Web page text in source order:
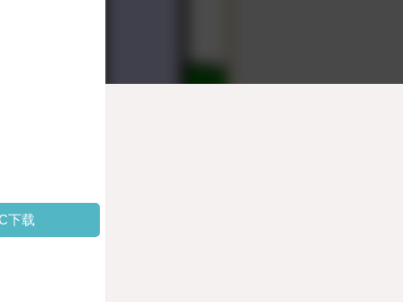
下载